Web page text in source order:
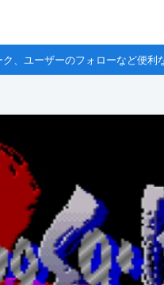
、ユーザーのフォローなど便利